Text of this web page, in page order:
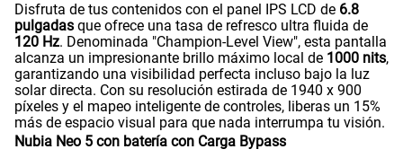
Disfruta de tus contenidos con el panel IPS LCD de 6.8
pulgadas que ofrece una tasa de refresco ultra fluida de
120 Hz. Denominada "Champion-Level View", esta pantalla
alcanza un impresionante brillo máximo local de 1000 nits,
garantizando una visibilidad perfecta incluso bajo la luz
solar directa. Con su resolución estirada de 1940 x 900
píxeles y el mapeo inteligente de controles, liberas un 15%
más de espacio visual para que nada interrumpa tu visión.
Nubia Neo 5 con batería con Carga Bypass